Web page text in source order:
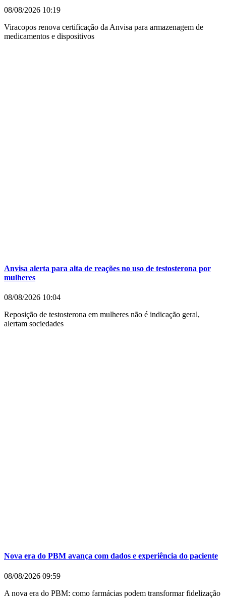
08/08/2026 10:19
Viracopos renova certificação da Anvisa para armazenagem de
medicamentos e dispositivos
Anvisa alerta para alta de reações no uso de testosterona por
mulheres
08/08/2026 10:04
Reposição de testosterona em mulheres não é indicação geral,
alertam sociedades
Nova era do PBM avança com dados e experiência do paciente
08/08/2026 09:59
A nova era do PBM: como farmácias podem transformar fidelização